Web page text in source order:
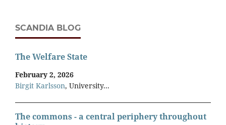
SCANDIA BLOG
The Welfare State
February 2, 2026
Birgit Karlsson, University...
The commons - a central periphery throughout